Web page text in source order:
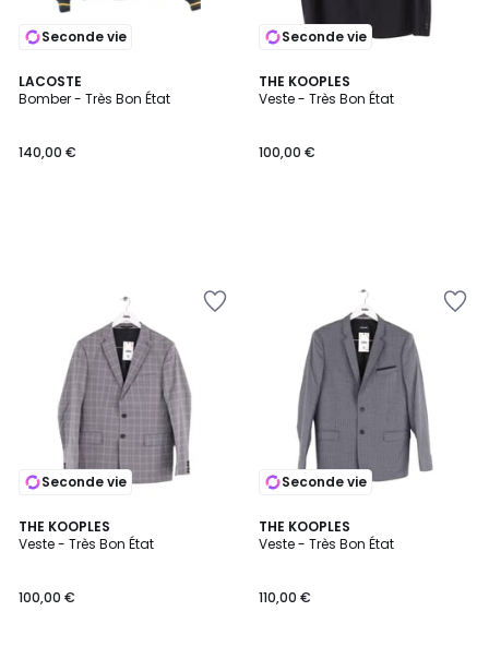
Seconde vie
LACOSTE
Bomber - Très Bon État
140,00 €
Seconde vie
THE KOOPLES
Veste - Très Bon État
100,00 €
Seconde vie
THE KOOPLES
Veste - Très Bon État
100,00 €
Seconde vie
THE KOOPLES
Veste - Très Bon État
110,00 €